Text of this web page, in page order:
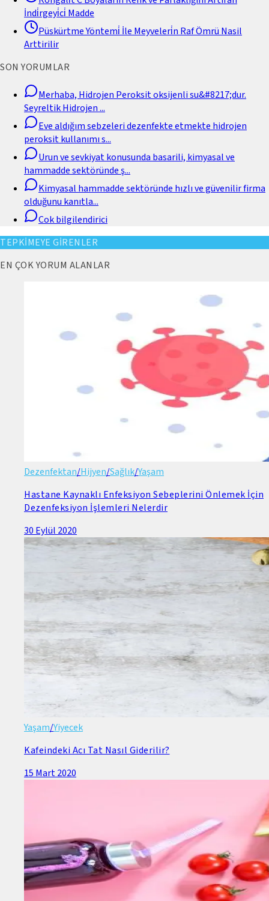
İndi̇rgeyi̇ci̇ Madde
Püskürtme Yöntemi̇ İle Meyveleri̇n Raf Ömrü Nasil
Arttirilir
SON YORUMLAR
Merhaba, Hidrojen Peroksit oksijenli su&#8217;dur.
Seyreltik Hidrojen...
Eve aldığım sebzeleri dezenfekte etmekte hidrojen
peroksit kullanımı s...
Urun ve sevkiyat konusunda basarili, kimyasal ve
hammadde sektöründe ş...
Kimyasal hammadde sektöründe hızlı ve güvenilir firma
olduğunu kanıtla...
Cok bilgilendirici
TEPKİMEYE GİRENLER
EN ÇOK YORUM ALANLAR
Dezenfektan/Hijyen/Sağlık/Yaşam
Hastane Kaynaklı Enfeksiyon Sebeplerini Önlemek İçin
Dezenfeksiyon İşlemleri Nelerdir
30 Eylül 2020
Yaşam/Yiyecek
Kafeindeki Acı Tat Nasıl Giderilir?
15 Mart 2020